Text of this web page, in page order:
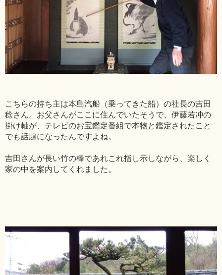
こちらの持ち主は本島汽船（乗ってきた船）の社長の吉田
稔さん。お父さんがここに住んでいたそうで、伊藤若冲の
掛け軸が、テレビのお宝鑑定番組で本物と鑑定されたこと
でも話題になったんですよね。
吉田さんが長い竹の棒であれこれ指し示しながら、楽しく
家の中を案内してくれました。